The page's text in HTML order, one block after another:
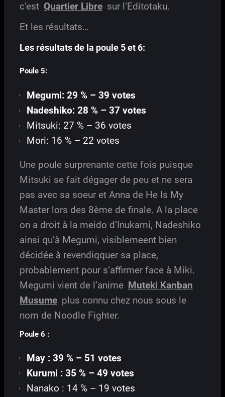
c’est Quartier Libre sur l’Editotaku.
Et les résultats…
Les résultats de la poule 5 et 6:
Poule 5:
Megumi: 29 % – 39 votes
Nadeshiko: 28 % – 37 votes
Mitsuki: 27 % – 36 votes
Mori: 16 % – 22 votes
Une poule surprenante cette fois puisque
Mitsuki se fait dégager de peu et ne sera
pas avec sa soeur et Anna de He Is My
Master lors des 8ème de finale. A la place
on a droit à la meido d’Inukami, Nadeshiko
ainsi qu’à Megumi, visiblemeent bien
décidée à revendiqquer sa place,
probablement pour s’affirmer face à Miki.
Megumi vient de l’anime Muteki Kanban
Musume plus connu chez nous sous le
nom de Noodle Fighter.
Poule 6 :
May : 39 % – 51 votes
Kurumi : 35 % – 49 votes
Nanako : 14 % – 19 votes